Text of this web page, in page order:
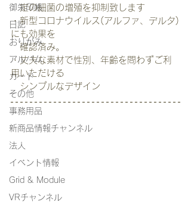
御朱印帳
日記
おりがみ
アルバム
カード
その他
事務用品
新商品情報チャンネル
法人
イベント情報
Grid & Module
VRチャンネル
   定の細菌の増殖を抑制致します
・新型コロナウイルス(アルファ、デルタ)
にも効果を
   確認済み。
・丈夫な素材で性別、年齢を問わずご利
用いただける
   シンプルなデザイン